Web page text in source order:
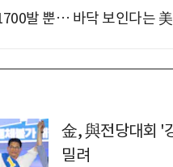
발 뿐… 바닥 보인다는
金, 與전당대회 '
밀려